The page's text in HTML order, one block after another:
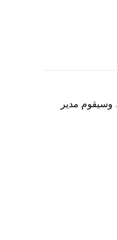
إضافية. وسيقوم مدير